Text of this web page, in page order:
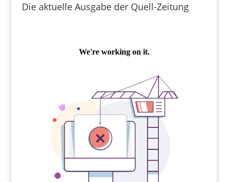
Die aktuelle Ausgabe der Quell-Zeitung